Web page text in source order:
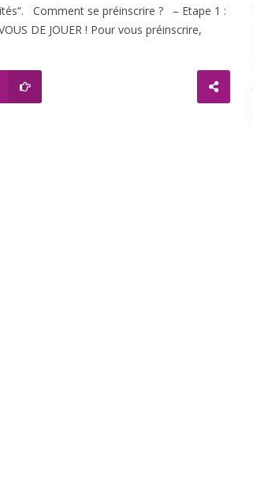
Comment se préinscrire ? – Etape 1 :
DE JOUER ! Pour vous préinscrire,